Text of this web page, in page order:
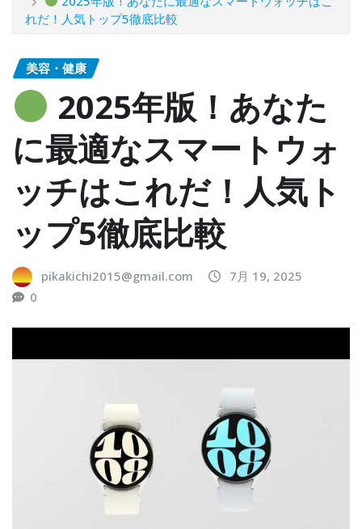
れだ！人気トップ5徹底比較
美容・健康
2025年版！あなた
に最適なスマートウォ
ッチはこれだ！人気ト
ップ5徹底比較
pikakichi2015@gmail.com
7月 19, 2025
0